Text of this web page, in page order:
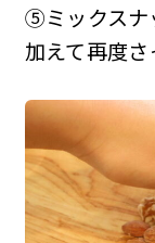
⑤ミックスナ
加えて再度さ